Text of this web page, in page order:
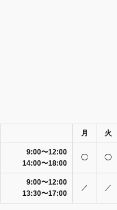
月 火
9:00〜12:00
14:00〜18:00
◯ ◯
9:00〜12:00
13:30〜17:00
／ ／